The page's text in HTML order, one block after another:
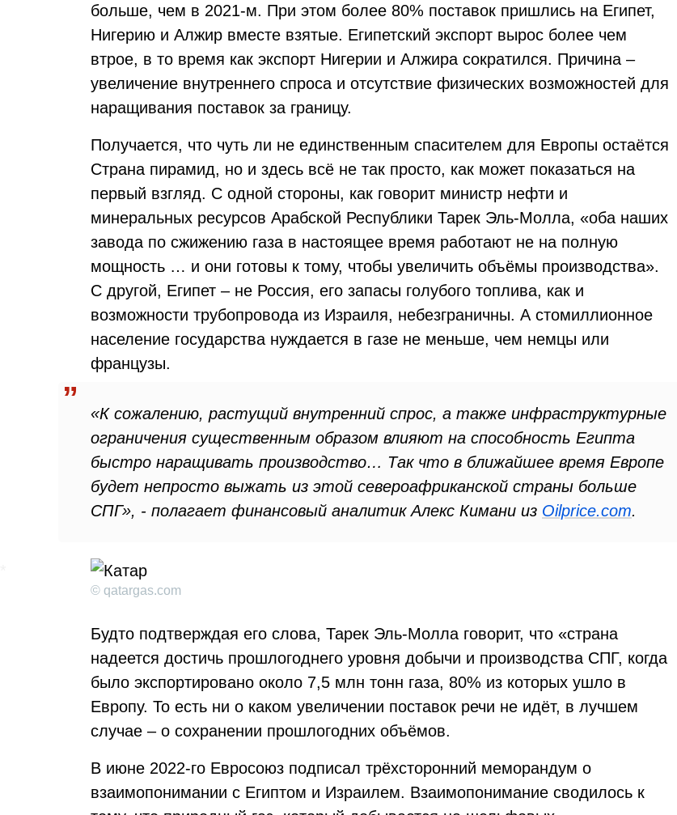
больше, чем в 2021-м. При этом более 80% поставок пришлись на Египет,
Нигерию и Алжир вместе взятые. Египетский экспорт вырос более чем
втрое, в то время как экспорт Нигерии и Алжира сократился. Причина –
увеличение внутреннего спроса и отсутствие физических возможностей для
наращивания поставок за границу.
Получается, что чуть ли не единственным спасителем для Европы остаётся
Страна пирамид, но и здесь всё не так просто, как может показаться на
первый взгляд. С одной стороны, как говорит министр нефти и
минеральных ресурсов Арабской Республики Тарек Эль-Молла, «оба наших
завода по сжижению газа в настоящее время работают не на полную
мощность … и они готовы к тому, чтобы увеличить объёмы производства».
С другой, Египет – не Россия, его запасы голубого топлива, как и
возможности трубопровода из Израиля, небезграничны. А стомиллионное
население государства нуждается в газе не меньше, чем немцы или
французы.
«К сожалению, растущий внутренний спрос, а также инфраструктурные
ограничения существенным образом влияют на способность Египта
быстро наращивать производство… Так что в ближайшее время Европе
будет непросто выжать из этой североафриканской страны больше
СПГ», - полагает финансовый аналитик Алекс Кимани из Oilprice.com.
© qatargas.com
Будто подтверждая его слова, Тарек Эль-Молла говорит, что «страна
надеется достичь прошлогоднего уровня добычи и производства СПГ, когда
было экспортировано около 7,5 млн тонн газа, 80% из которых ушло в
Европу. То есть ни о каком увеличении поставок речи не идёт, в лучшем
случае – о сохранении прошлогодних объёмов.
В июне 2022-го Евросоюз подписал трёхсторонний меморандум о
взаимопонимании с Египтом и Израилем. Взаимопонимание сводилось к